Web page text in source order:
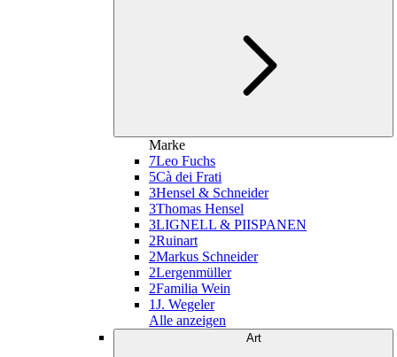
Marke
7Leo Fuchs
5Cà dei Frati
3Hensel & Schneider
3Thomas Hensel
3LIGNELL & PIISPANEN
2Ruinart
2Markus Schneider
2Lergenmüller
2Familia Wein
1J. Wegeler
Alle anzeigen
Art